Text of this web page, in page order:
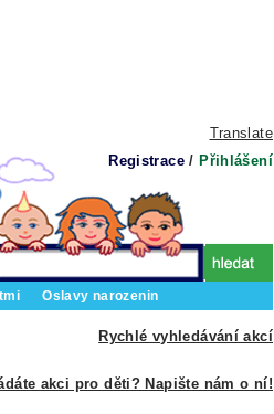
Translate
Registrace / Přihlášení
Oslavy narozenin
Rychlé vyhledávání akcí
akci pro děti? Napište nám o ní!